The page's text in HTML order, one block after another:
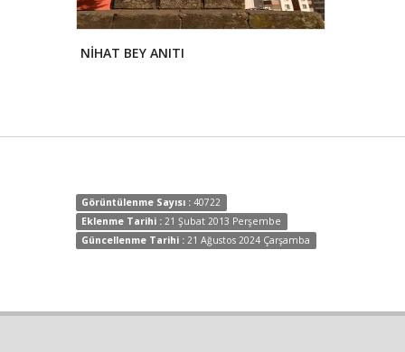
NİHAT BEY ANITI
Görüntülenme Sayısı : 40722
Eklenme Tarihi : 21 Şubat 2013 Perşembe
Güncellenme Tarihi : 21 Ağustos 2024 Çarşamba